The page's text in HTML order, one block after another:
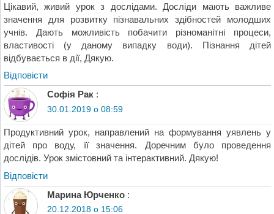
Цікавий, живий урок з дослідами. Досліди мають важливе
значення для розвитку пізнавальних здібностей молодших
учнів. Дають можливість побачити різноманітні процеси,
властивості (у даному випадку води). Пізнання дітей
відбувається в дії, Дякую.
Відповіcти
Софія Рак :
30.01.2019 о 08:59
Продуктивний урок, направлений на формування уявлень у
дітей про воду, її значення. Доречним було проведення
дослідів. Урок змістовний та інтерактивний. Дякую!
Відповіcти
Марина Юрченко :
20.12.2018 о 15:06